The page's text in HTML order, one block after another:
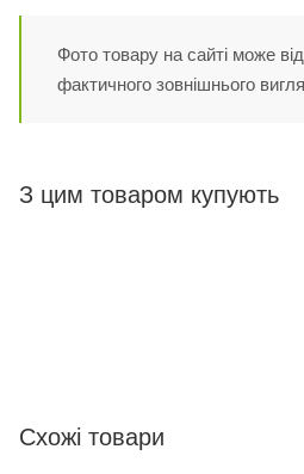
Фото товару на сайті може
фактичного зовнішнього
З цим товаром купують
Схожі товари